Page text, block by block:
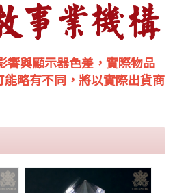
與顯示器色差，實際物品
略有不同，將以實際出貨商